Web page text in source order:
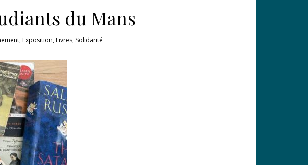
du Mans
,Exposition,Livres, Solidarité